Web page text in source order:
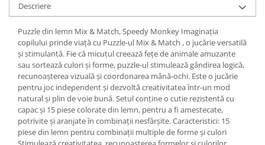
Descriere
Puzzle din lemn Mix & Match, Speedy Monkey Imaginația
copilului prinde viață cu Puzzle-ul Mix & Match , o jucărie versatilă
și stimulantă. Fie că micuțul creează fețe de animale amuzante
sau sortează culori și forme, puzzle-ul stimulează gândirea logică,
recunoașterea vizuală și coordonarea mână-ochi. Este o jucărie
pentru joc independent și dezvoltă creativitatea într-un mod
natural și plin de voie bună. Setul conține o cutie rezistentă cu
capac și 15 piese colorate din lemn, pentru a fi amestecate,
potrivite și aranjate în combinații nesfârșite. Caracteristici: 15
piese din lemn pentru combinații multiple de forme și culori